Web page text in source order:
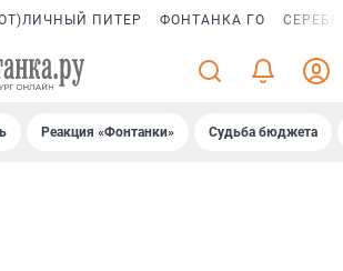
ПИТЕР ФОНТАНКА ГО
Реакция «Фонтанки» Судьба бюджета